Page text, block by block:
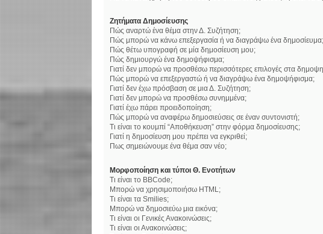
Ζητήματα Δημοσίευσης
Πώς αναρτώ ένα θέμα στην Δ. Συζήτηση;
Πώς μπορώ να κάνω επεξεργασία ή να διαγράψω ένα δημοσίευμα;
Πώς θέτω υπογραφή σε μία δημοσίευση μου;
Πώς δημιουργώ ένα δημοψήφισμα;
Γιατί δεν μπορώ να προσθέσω περισσότερες επιλογές στα
Πώς μπορώ να επεξεργαστώ ή να διαγράψω ένα δημοψήφισμα;
Γιατί δεν έχω πρόσβαση σε μια Δ. Συζήτηση;
Γιατί δεν μπορώ να προσθέσω συνημμένα;
Γιατί έχω πάρει προειδοποίηση;
Πώς μπορώ να αναφέρω δημοσιεύσεις σε έναν συντονιστή;
Τι είναι το κουμπί “Αποθήκευση” στην φόρμα δημοσίευσης;
Γιατί η δημοσίευση μου πρέπει να εγκριθεί;
Πως σημειώνουμε ένα θέμα σαν νέο;
Μορφοποίηση και τύποι Θ. Ενοτήτων
Τι είναι το BBCode;
Μπορώ να χρησιμοποιήσω HTML;
Τι είναι τα Smilies;
Μπορώ να δημοσιεύω μια εικόνα;
Τι είναι οι Γενικές Ανακοινώσεις;
Τι είναι οι Ανακοινώσεις;